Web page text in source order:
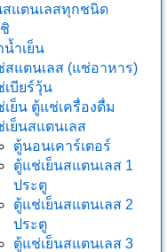
สแตนเลสทุกชนิด
น้ำเย็น
สแตนเลส (แช่อาหาร)
เบียร์วุ้น
เย็น ตู้แช่เครื่องดื่ม
เย็นสแตนเลส
ตู้นอนเคาร์เตอร์
ตู้แช่เย็นสแตนเลส 1
ประตู
ตู้แช่เย็นสแตนเลส 2
ประตู
ตู้แช่เย็นสแตนเลส 3